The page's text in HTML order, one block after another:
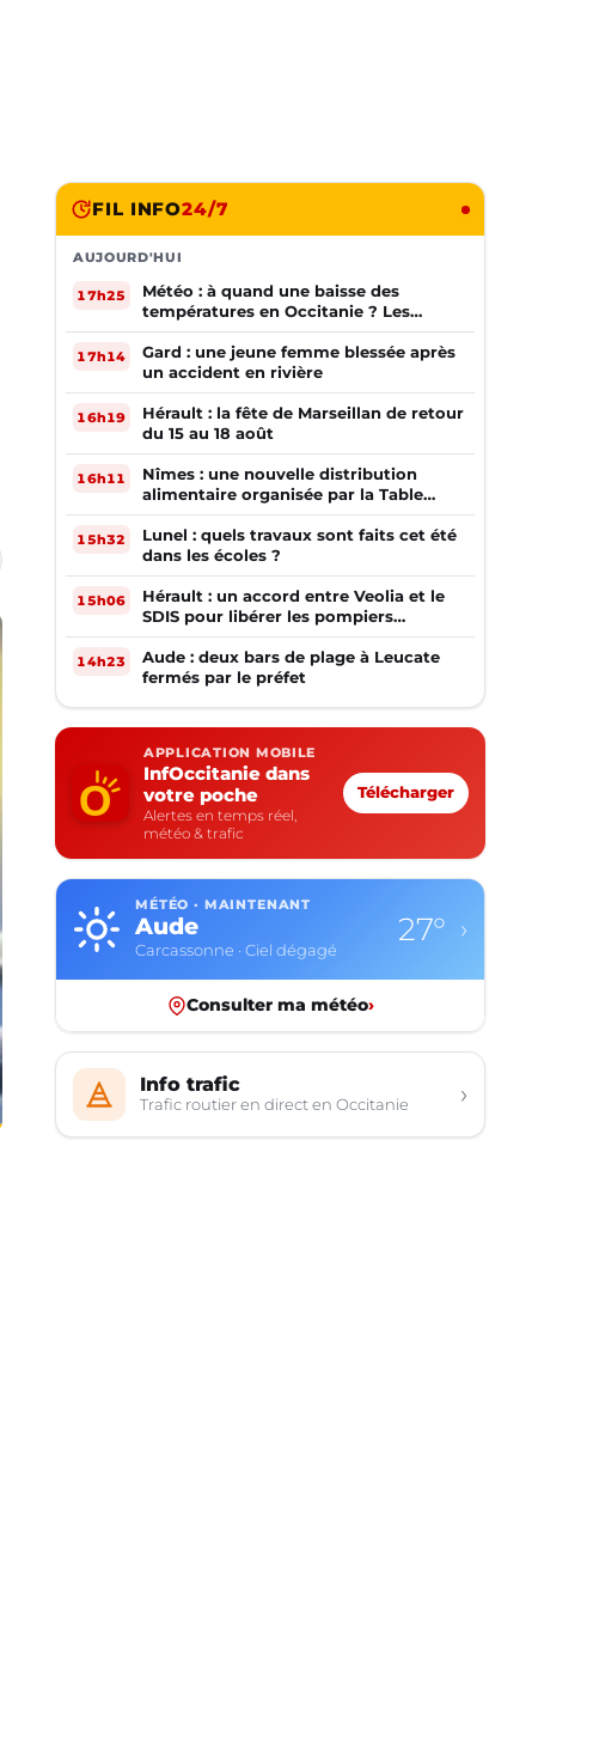
FIL INFO24/7
AUJOURD'HUI
17h25
Météo : à quand une baisse des
températures en Occitanie ? Les
prévisions
17h14
Gard : une jeune femme blessée après
un accident en rivière
16h19
Hérault : la fête de Marseillan de retour
du 15 au 18 août
16h11
Nîmes : une nouvelle distribution
alimentaire organisée par la Table
Ouverte
15h32
Lunel : quels travaux sont faits cet été
dans les écoles ?
15h06
Hérault : un accord entre Veolia et le
SDIS pour libérer les pompiers
volontaires
14h23
Aude : deux bars de plage à Leucate
fermés par le préfet
APPLICATION MOBILE
InfOccitanie dans
votre poche
Alertes en temps réel,
météo & trafic
Télécharger
MÉTÉO · MAINTENANT
Aude
Carcassonne · Ciel dégagé
27° ›
Consulter ma météo›
Info trafic
Trafic routier en direct en Occitanie ›